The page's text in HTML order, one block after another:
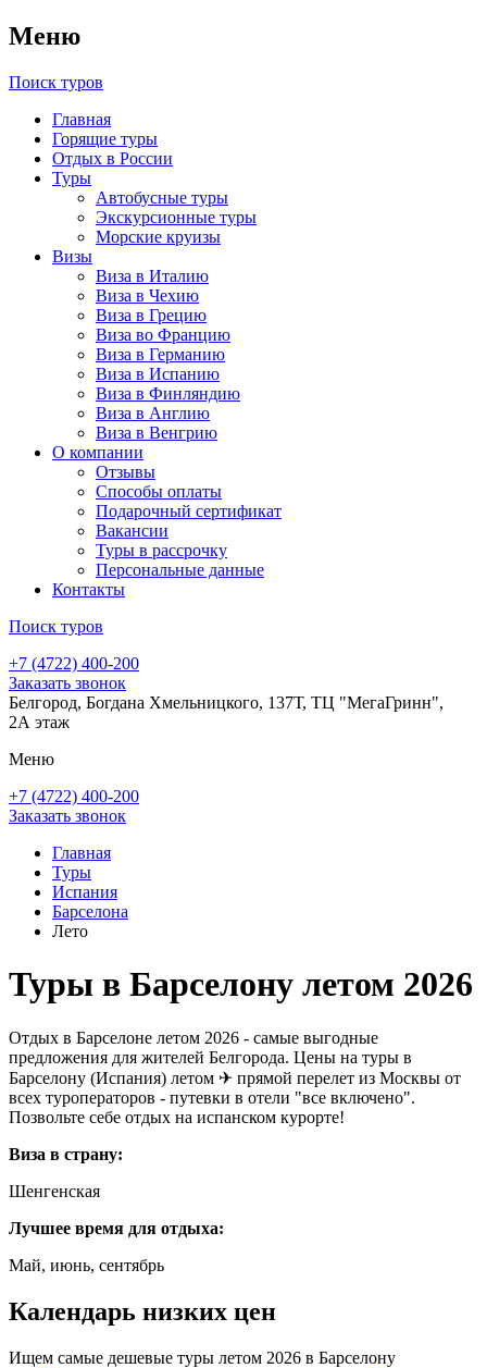
Меню
Поиск туров
Главная
Горящие туры
Отдых в России
Туры
Автобусные туры
Экскурсионные туры
Морские круизы
Визы
Виза в Италию
Виза в Чехию
Виза в Грецию
Виза во Францию
Виза в Германию
Виза в Испанию
Виза в Финляндию
Виза в Англию
Виза в Венгрию
О компании
Отзывы
Способы оплаты
Подарочный сертификат
Вакансии
Туры в рассрочку
Персональные данные
Контакты
Поиск туров
+7 (4722) 400-200
Заказать звонок
Белгород, Богдана Хмельницкого, 137Т, ТЦ "МегаГринн",
2А этаж
Меню
+7 (4722) 400-200
Заказать звонок
Главная
Туры
Испания
Барселона
Лето
Туры в Барселону летом 2026
Отдых в Барселоне летом 2026 - самые выгодные
предложения для жителей Белгорода. Цены на туры в
Барселону (Испания) летом ✈ прямой перелет из Москвы от
всех туроператоров - путевки в отели "все включено".
Позвольте себе отдых на испанском курорте!
Виза в страну:
Шенгенская
Лучшее время для отдыха:
Май, июнь, сентябрь
Календарь низких цен
Ищем самые дешевые туры летом 2026 в Барселону